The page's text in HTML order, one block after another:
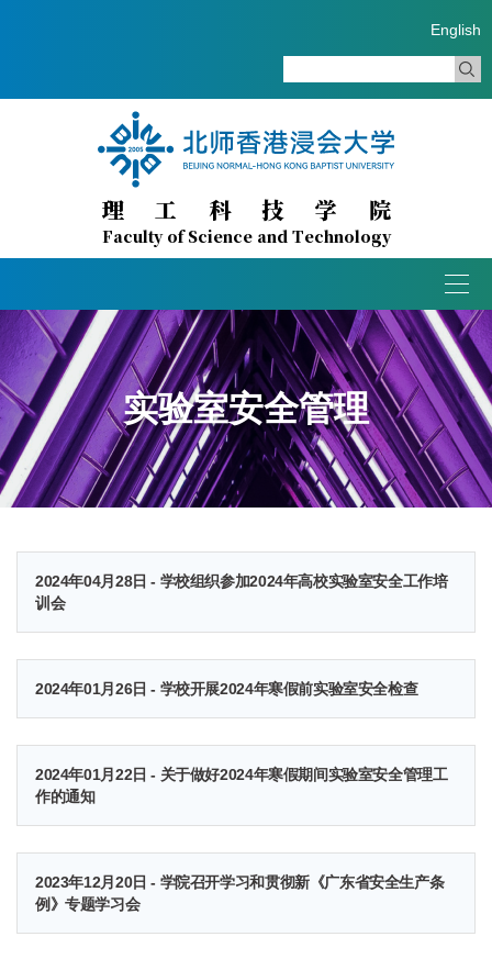
理工科技学院
Faculty of Science and Technology
English
实验室安全管理
2024年04月28日 - 学校组织参加2024年高校实验室安全工作培
训会
2024年01月26日 - 学校开展2024年寒假前实验室安全检查
2024年01月22日 - 关于做好2024年寒假期间实验室安全管理工
作的通知
2023年12月20日 - 学院召开学习和贯彻新《广东省安全生产条
例》专题学习会